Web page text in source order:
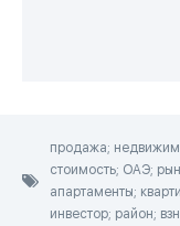
продажа;
стоимость; ОАЭ;
апартаменты;
инвестор; район;